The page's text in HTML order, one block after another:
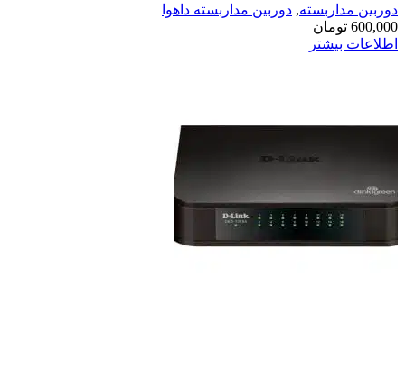
دوربین مداربسته, دوربین مداربسته داهوا
600,000 تومان
اطلاعات بیشتر